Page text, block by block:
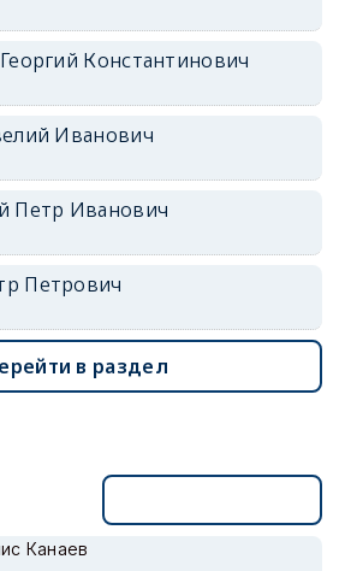
Константинович
Иванович
Петр Иванович
Петрович
в раздел
Канаев